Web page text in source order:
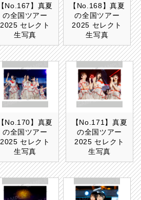
【No.167】真夏
の全国ツアー
2025 セレクト
生写真
【No.168】真夏
の全国ツアー
2025 セレクト
生写真
【No.170】真夏
の全国ツアー
2025 セレクト
生写真
【No.171】真夏
の全国ツアー
2025 セレクト
生写真